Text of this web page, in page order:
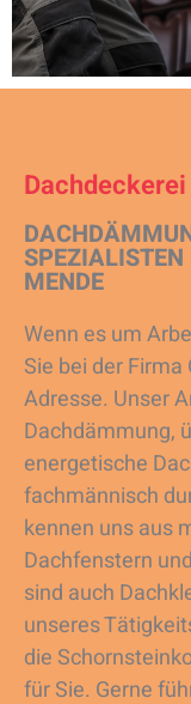
SPEZIALISTEN
MENDE
Wenn es um
Sie bei der
Adresse. Unser
Dachdämmung,
energetische
fachmännisch
kennen uns aus
Dachfenstern
sind auch
unseres
die
für Sie. Gerne